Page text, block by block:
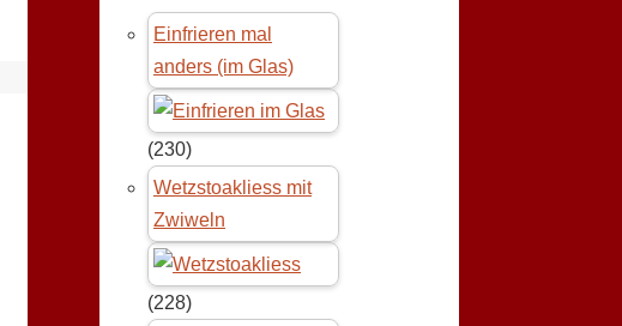
Einfrieren mal
anders (im Glas)
(230)
Wetzstoakliess mit
Zwiweln
(228)